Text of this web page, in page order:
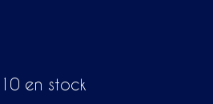
10 en stock